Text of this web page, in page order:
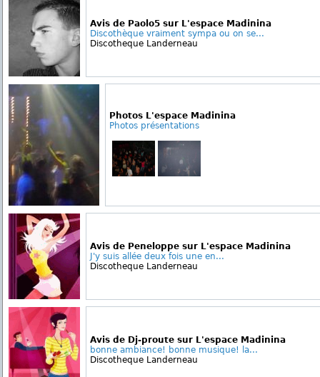
Avis de Paolo5 sur L'espace Madinina
Discothèque vraiment sympa ou on se...
Discotheque Landerneau
Photos L'espace Madinina
Photos présentations
Avis de Peneloppe sur L'espace Madinina
J'y suis allée deux fois une en...
Discotheque Landerneau
Avis de Dj-proute sur L'espace Madinina
bonne ambiance! bonne musique! la...
Discotheque Landerneau